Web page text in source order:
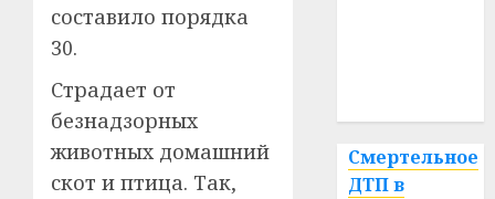
составило порядка
30.
Страдает от
безнадзорных
животных домашний
скот и птица. Так,
Смертельное
ДТП в